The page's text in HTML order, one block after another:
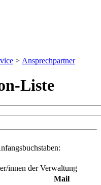
> Ansprechpartner
Liste
innen der Verwaltung
Mail